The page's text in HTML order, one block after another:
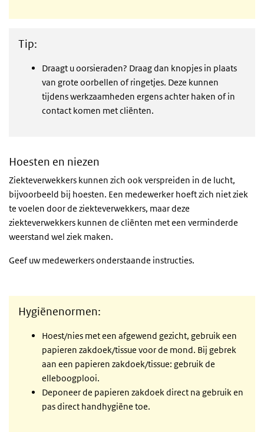
Tip:
Draagt u oorsieraden? Draag dan knopjes in plaats
van grote oorbellen of ringetjes. Deze kunnen
tijdens werkzaamheden ergens achter haken of in
contact komen met cliënten.
Hoesten en niezen
Ziekteverwekkers kunnen zich ook verspreiden in de lucht,
bijvoorbeeld bij hoesten. Een medewerker hoeft zich niet ziek
te voelen door de ziekteverwekkers, maar deze
ziekteverwekkers kunnen de cliënten met een verminderde
weerstand wel ziek maken.
Geef uw medewerkers onderstaande instructies.
Hygiënenormen:
Hoest/nies met een afgewend gezicht, gebruik een
papieren zakdoek/tissue voor de mond. Bij gebrek
aan een papieren zakdoek/tissue: gebruik de
elleboogplooi.
Deponeer de papieren zakdoek direct na gebruik en
pas direct handhygiëne toe.